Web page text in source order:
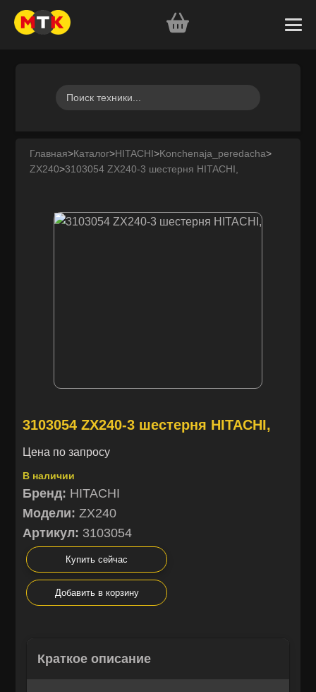
Остались вопросы? Напишите
Главная>Каталог>HITACHI>Konchenaja_peredacha>
ZX240>3103054 ZX240-3 шестерня HITACHI,
3103054 ZX240-3 шестерня HITACHI,
Цена по запросу
В наличии
Бренд: HITACHI
Модели: ZX240
Артикул: 3103054
Купить сейчас
Добавить в корзину
Краткое описание